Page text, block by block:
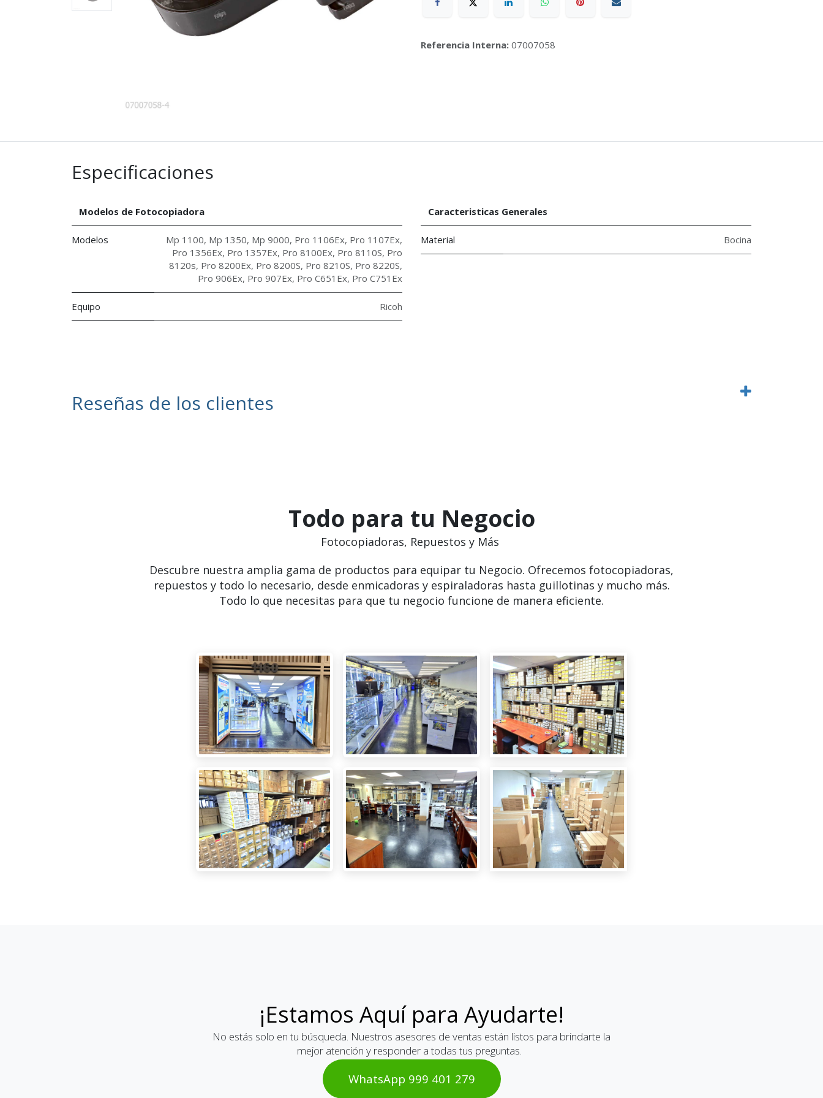
Referencia Interna: 07007058
Especificaciones
Modelos de Fotocopiadora
Modelos Mp 1100, Mp 1350, Mp 9000, Pro 1106Ex, Pro 1107Ex,
Pro 1356Ex, Pro 1357Ex, Pro 8100Ex, Pro 8110S, Pro
8120s, Pro 8200Ex, Pro 8200S, Pro 8210S, Pro 8220S,
Pro 906Ex, Pro 907Ex, Pro C651Ex, Pro C751Ex
Equipo Ricoh
Caracteristicas Generales
Material Bocina
Reseñas de los clientes
Todo para tu Negocio
Fotocopiadoras, Repuestos y Más
Descubre nuestra amplia gama de productos para equipar tu Negocio. Ofrecemos fotocopiadoras,
repuestos y todo lo necesario, desde enmicadoras y espiraladoras hasta guillotinas y mucho más.
Todo lo que necesitas para que tu negocio funcione de manera eficiente.
¡Estamos Aquí para Ayudarte!
No estás solo en tu búsqueda. Nuestros asesores de ventas están listos para brindarte la
mejor atención y responder a todas tus preguntas.
WhatsAp​​​​p 999 401 2​​79